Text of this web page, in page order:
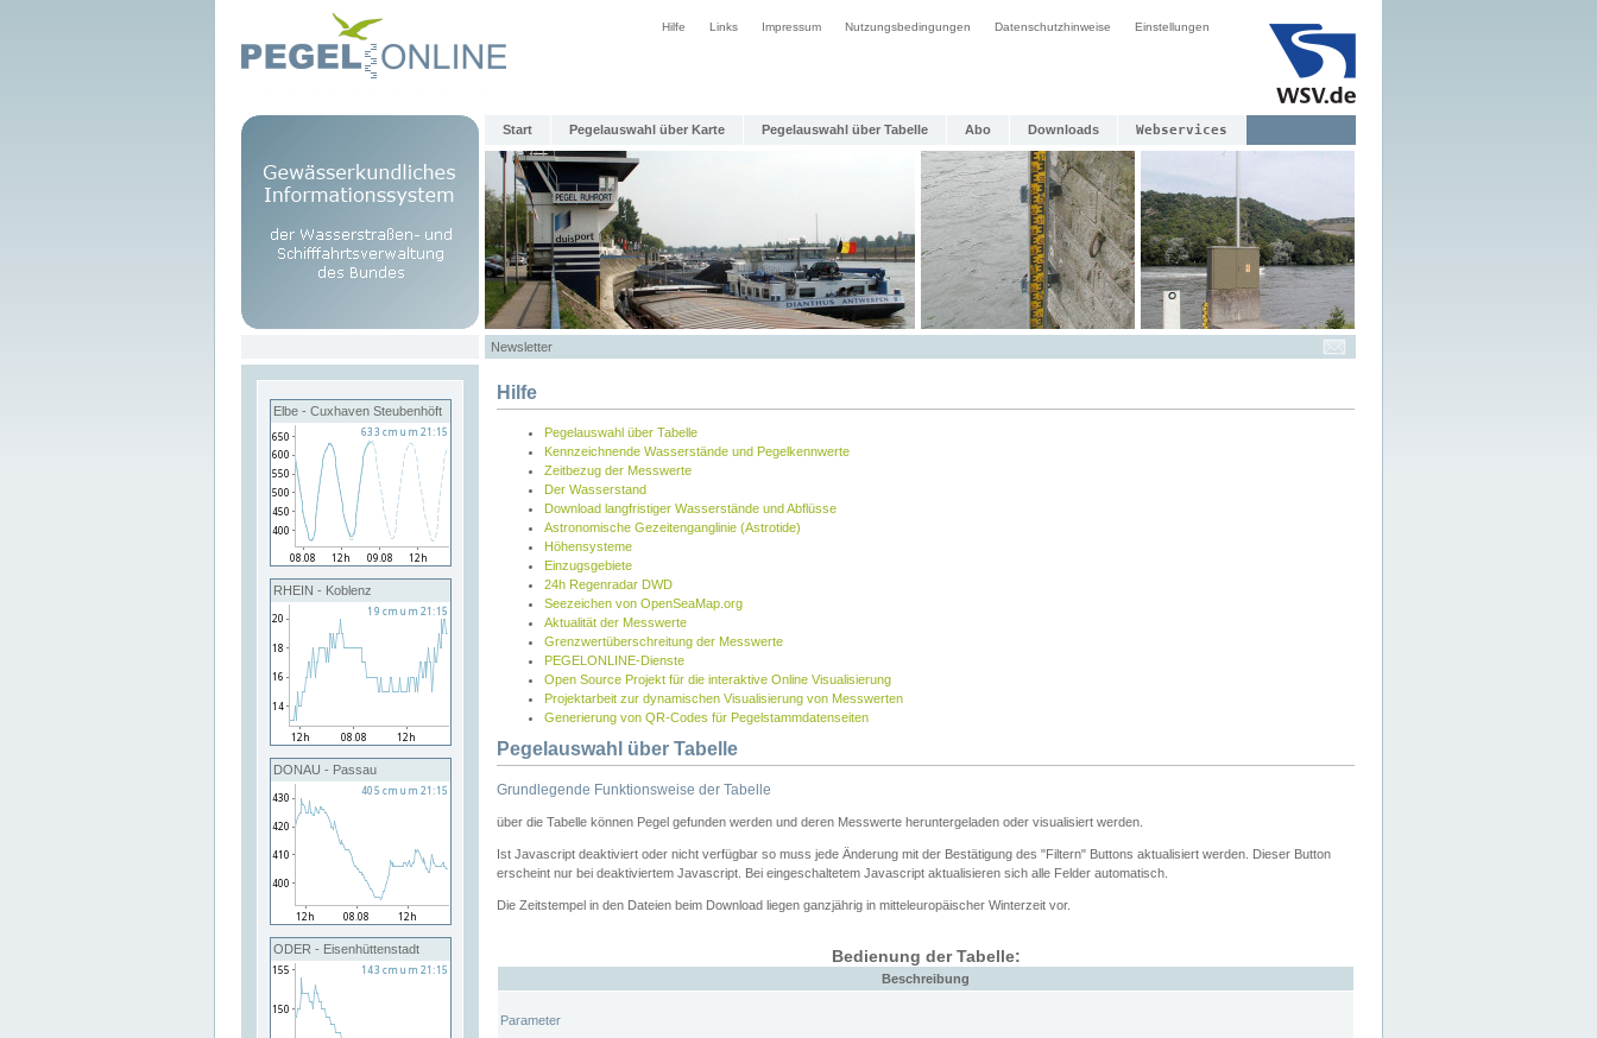
Hilfe Links Impressum Nutzungsbedingungen Datenschutzhinweise Einstellungen
Start Pegelauswahl über Karte Pegelauswahl über Tabelle Abo Downloads Webservices
Newsletter
Elbe - Cuxhaven Steubenhöft
RHEIN - Koblenz
DONAU - Passau
ODER - Eisenhüttenstadt
Hilfe
Pegelauswahl über Tabelle
Kennzeichnende Wasserstände und Pegelkennwerte
Zeitbezug der Messwerte
Der Wasserstand
Download langfristiger Wasserstände und Abflüsse
Astronomische Gezeitenganglinie (Astrotide)
Höhensysteme
Einzugsgebiete
24h Regenradar DWD
Seezeichen von OpenSeaMap.org
Aktualität der Messwerte
Grenzwertüberschreitung der Messwerte
PEGELONLINE-Dienste
Open Source Projekt für die interaktive Online Visualisierung
Projektarbeit zur dynamischen Visualisierung von Messwerten
Generierung von QR-Codes für Pegelstammdatenseiten
Pegelauswahl über Tabelle
Grundlegende Funktionsweise der Tabelle
über die Tabelle können Pegel gefunden werden und deren Messwerte heruntergeladen oder visualisiert werden.
Ist Javascript deaktiviert oder nicht verfügbar so muss jede Änderung mit der Bestätigung des "Filtern" Buttons aktualisiert werden. Dieser Button
erscheint nur bei deaktiviertem Javascript. Bei eingeschaltetem Javascript aktualisieren sich alle Felder automatisch.
Die Zeitstempel in den Dateien beim Download liegen ganzjährig in mitteleuropäischer Winterzeit vor.
Bedienung der Tabelle:
Beschreibung
Parameter